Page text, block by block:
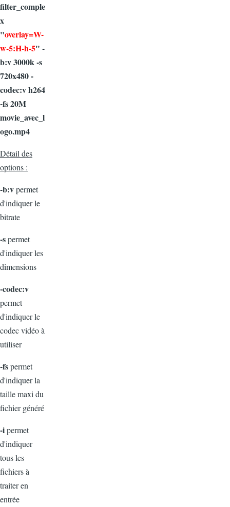
filter_comple
x
"overlay=W-
w-5:H-h-5" -
b:v 3000k -s
720x480 -
codec:v h264
-fs 20M
movie_avec_l
ogo.mp4
Détail des
options :
-b:vpermet
d'indiquer le
bitrate
-spermet
d'indiquer les
dimensions
-codec:v
permet
d'indiquer le
codec vidéo à
utiliser
-fspermet
d'indiquer la
taille maxi du
fichier généré
-ipermet
d'indiquer
tous les
fichiers à
traiter en
entrée